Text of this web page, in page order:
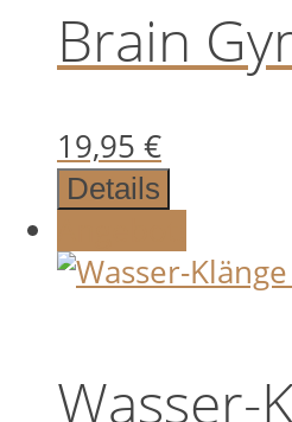
Brain
19,95 €
Details
Wasser-